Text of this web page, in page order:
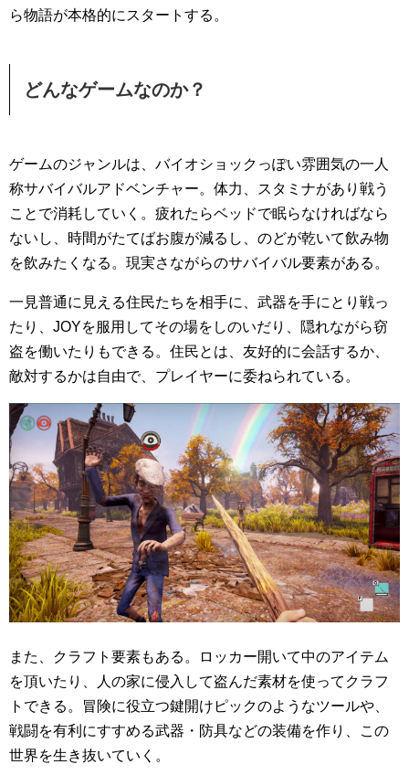
ら物語が本格的にスタートする。
どんなゲームなのか？
ゲームのジャンルは、バイオショックっぽい雰囲気の一人
称サバイバルアドベンチャー。体力、スタミナがあり戦う
ことで消耗していく。疲れたらベッドで眠らなければなら
ないし、時間がたてばお腹が減るし、のどが乾いて飲み物
を飲みたくなる。現実さながらのサバイバル要素がある。
一見普通に見える住民たちを相手に、武器を手にとり戦っ
たり、JOYを服用してその場をしのいだり、隠れながら窃
盗を働いたりもできる。住民とは、友好的に会話するか、
敵対するかは自由で、プレイヤーに委ねられている。
また、クラフト要素もある。ロッカー開いて中のアイテム
を頂いたり、人の家に侵入して盗んだ素材を使ってクラフ
トできる。冒険に役立つ鍵開けピックのようなツールや、
戦闘を有利にすすめる武器・防具などの装備を作り、この
世界を生き抜いていく。